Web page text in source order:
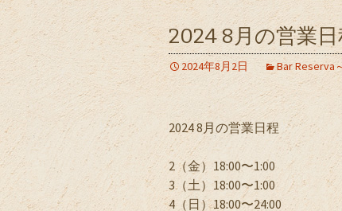
2024 8月の営業日
2024年8月2日 Bar Reserva
2024 8月の営業日程
2（金）18:00〜1:00
3（土）18:00〜1:00
4（日）18:00〜24:00